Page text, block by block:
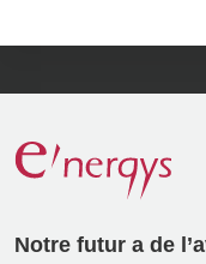
Notre futur a de